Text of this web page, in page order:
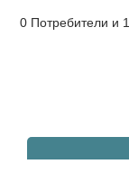
0 Потребители и